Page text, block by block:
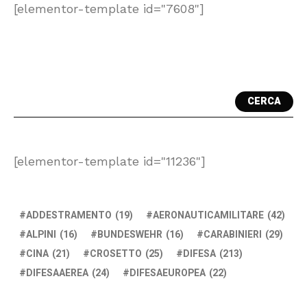
[elementor-template id="7608"]
CERCA
[elementor-template id="11236"]
ADDESTRAMENTO (19) AERONAUTICAMILITARE (42)
ALPINI (16) BUNDESWEHR (16) CARABINIERI (29)
CINA (21) CROSETTO (25) DIFESA (213)
DIFESAAEREA (24) DIFESAEUROPEA (22)